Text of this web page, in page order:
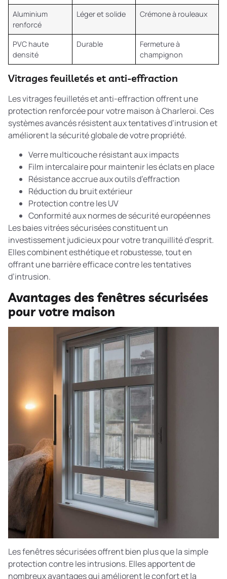
Aluminium
renforcé
Léger et solide Crémone à rouleaux
PVC haute
densité
Durable
Fermeture à
champignon
Vitrages feuilletés et anti-effraction
Les vitrages feuilletés et anti-effraction offrent une
protection renforcée pour votre maison à Charleroi. Ces
systèmes avancés résistent aux tentatives d’intrusion et
améliorent la sécurité globale de votre propriété.
Verre multicouche résistant aux impacts
Film intercalaire pour maintenir les éclats en place
Résistance accrue aux outils d’effraction
Réduction du bruit extérieur
Protection contre les UV
Conformité aux normes de sécurité européennes
Lesbaies vitrées sécuriséesconstituent un
investissement judicieux pour votre tranquillité d’esprit.
Elles combinent esthétique et robustesse, tout en
offrant une barrière efficace contre les tentatives
d’intrusion.
Avantages des fenêtres sécurisées
pour votre maison
Les fenêtres sécurisées offrent bien plus que la simple
protection contre les intrusions. Elles apportent de
nombreux avantages qui améliorent le confort et la